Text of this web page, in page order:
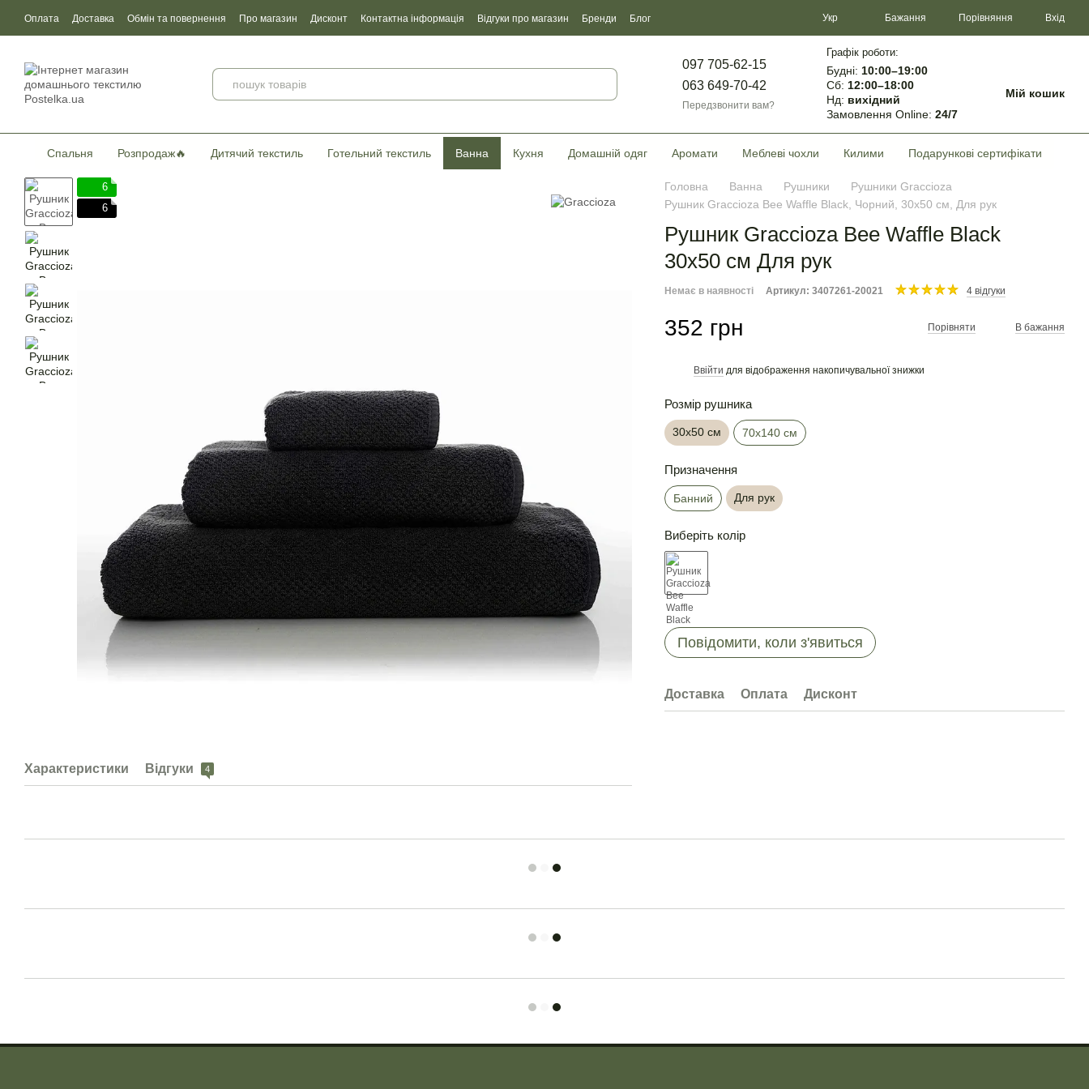
Оплата Доставка Обмін та повернення Про магазин Дисконт Контактна інформація Відгуки про магазин Бренди
Блог
Угода користувача
Договір публічної оферти Сертификати якості
Укр Бажання Порівняння Вхід
097 705-62-15
063 649-70-42
Передзвонити вам?
Графік роботи:
Будні: 10:00–19:00
Сб: 12:00–18:00
Нд: вихідний
Замовлення Online: 24/7
Мій кошик
Спальня Розпродаж🔥 Дитячий текстиль Готельний текстиль Ванна Кухня Домашній одяг Аромати Меблеві чохли Килими Подарункові сертифікати
6
6
Характеристики Відгуки 4
Головна Ванна Рушники
Рушники Graccioza
Рушник Graccioza Bee Waffle Black, Чорний, 30х50 см, Для рук
Рушник Graccioza Bee Waffle Black
30х50 см Для рук
Немає в наявності Артикул: 3407261-20021 4 відгуки
352 грн Порівняти В бажання
Ввійти для відображення накопичувальної знижки
Розмір рушника
30х50 см 70х140 см
Призначення
Банний Для рук
Виберіть колір
Повідомити, коли з'явиться
Доставка Оплата Дисконт